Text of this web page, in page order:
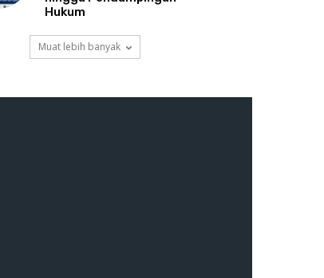
Hukum
Muat lebih banyak